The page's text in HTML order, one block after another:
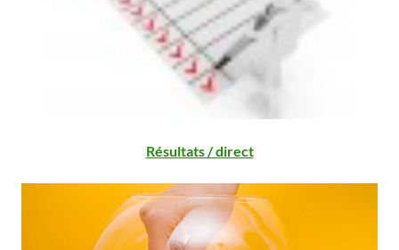
Résultats / direct